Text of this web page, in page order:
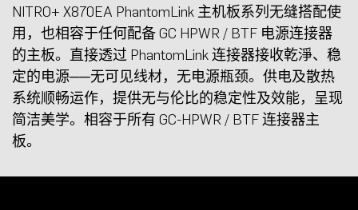
NITRO+ X870EA PhantomLink 主机板系列无缝搭配使
用，也相容于任何配备 GC HPWR / BTF 电源连接器
的主板。直接透过 PhantomLink 连接器接收乾淨、稳
定的电源──无可见线材，无电源瓶颈。供电及散热
系统顺畅运作，提供无与伦比的稳定性及效能，呈现
简洁美学。相容于所有 GC-HPWR / BTF 连接器主
板。